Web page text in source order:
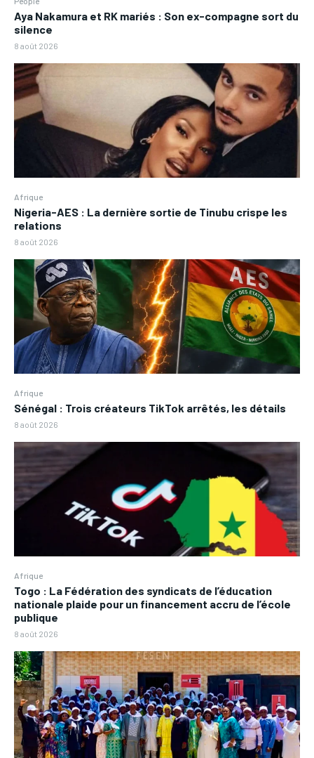
Aya Nakamura et RK mariés : Son ex-compagne sort du
silence
8 août 2026
Afrique
Nigeria-AES : La dernière sortie de Tinubu crispe les
relations
8 août 2026
Afrique
Sénégal : Trois créateurs TikTok arrêtés, les détails
8 août 2026
Afrique
Togo : La Fédération des syndicats de l’éducation
nationale plaide pour un financement accru de l’école
publique
8 août 2026